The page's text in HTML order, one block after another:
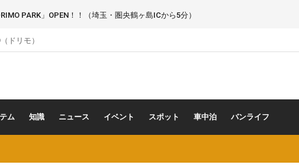
PARK」OPEN！！（埼玉・圏央鶴ヶ島ICから5分）
ドリモ）
ム 知識 ニュース イベント スポット 車中泊 バンライフ